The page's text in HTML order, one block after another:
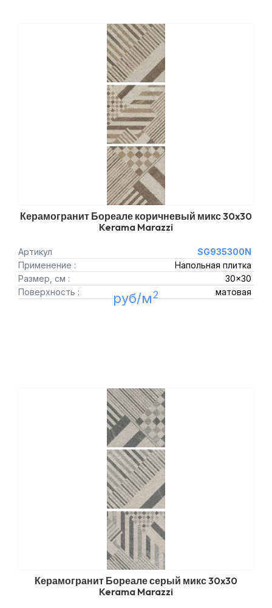
Керамогранит Бореале коричневый микс 30x30
Kerama Marazzi
Артикул
SG935300N
Применение :
Напольная плитка
Размер, см :
30x30
Поверхность :
матовая
руб/м2
Керамогранит Бореале серый микс 30x30
Kerama Marazzi